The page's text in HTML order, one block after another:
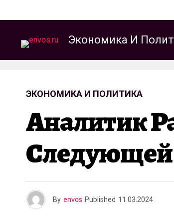
Экономика И
ЭКОНОМИКА И ПОЛИТИКА
Аналитик
Следующей
By envos Published 11.03.2024